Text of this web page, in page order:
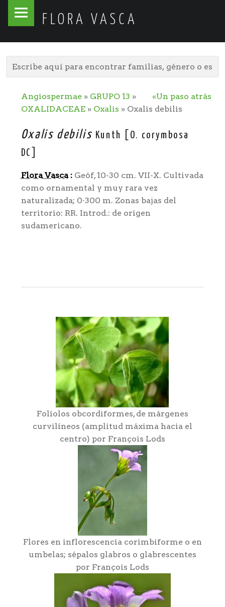
FLORA VASCA
Flora
Skip
«Un paso atrás
Angiospermae» GRUPO 13 »
OXALIDACEAE» Oxalis » Oxalis debilis
Oxalis debilis Kunth [O. corymbosa
DC]
Flora Vasca:Geóf, 10-30 cm. VII-X. Cultivada
como ornamental y muy rara vez
naturalizada; 0·300 m. Zonas bajas del
territorio: RR. Introd.: de origen
sudamericano.
Folíolos obcordiformes, de márgenes
curvilíneos (amplitud máxima hacia el
centro) por François Lods
Flores en inflorescencia corimbiforme o en
umbelas; sépalos glabros o glabrescentes
por François Lods